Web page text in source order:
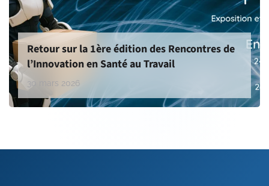
Retour sur la 1ère édition des Rencontres de
l’Innovation en Santé au Travail
30 mars 2026